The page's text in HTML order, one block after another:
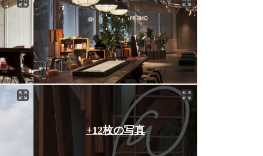
+12枚の写真